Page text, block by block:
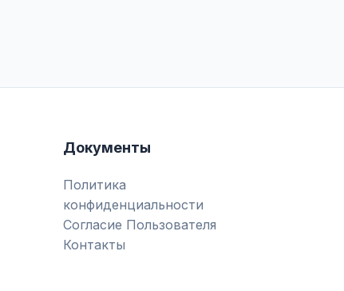
Документы
Политика
конфиденциальности
Согласие Пользователя
Контакты